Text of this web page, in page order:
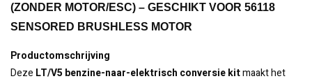
(ZONDER MOTOR/ESC) – GESCHIKT VOOR 56118
SENSORED BRUSHLESS MOTOR
Productomschrijving
Deze LT/V5 benzine-naar-elektrisch conversie kitmaakt het